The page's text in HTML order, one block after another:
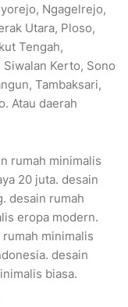
Ngagelrejo,
Utara, Ploso,
Tengah,
Kerto, Sono
Tambaksari,
Atau daerah
rumah minimalis
20 juta. desain
desain rumah
eropa modern.
minimalis
desain
biasa.